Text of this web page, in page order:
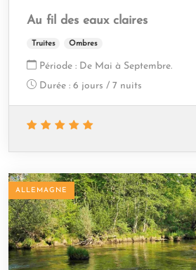
Au fil des eaux claires
Truites Ombres
Période : De Mai à Septembre.
Durée : 6 jours / 7 nuits
ALLEMAGNE